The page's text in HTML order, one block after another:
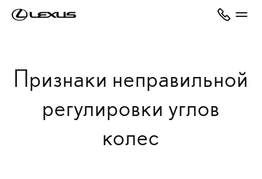
Признаки неправильной
регулировки углов
колес